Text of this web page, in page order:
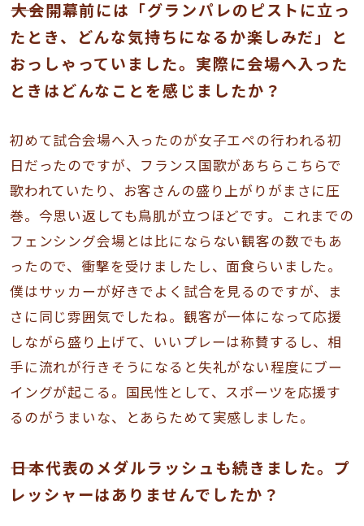
――大会開幕前には「グランパレのピストに立っ
たとき、どんな気持ちになるか楽しみだ」と
おっしゃっていました。実際に会場へ入った
ときはどんなことを感じましたか？
初めて試合会場へ入ったのが女子エペの行われる初
日だったのですが、フランス国歌があちらこちらで
歌われていたり、お客さんの盛り上がりがまさに圧
巻。今思い返しても鳥肌が立つほどです。これまでの
フェンシング会場とは比にならない観客の数でもあ
ったので、衝撃を受けましたし、面食らいました。
僕はサッカーが好きでよく試合を見るのですが、ま
さに同じ雰囲気でしたね。観客が一体になって応援
しながら盛り上げて、いいプレーは称賛するし、相
手に流れが行きそうになると失礼がない程度にブー
イングが起こる。国民性として、スポーツを応援す
るのがうまいな、とあらためて実感しました。
――日本代表のメダルラッシュも続きました。プ
レッシャーはありませんでしたか？